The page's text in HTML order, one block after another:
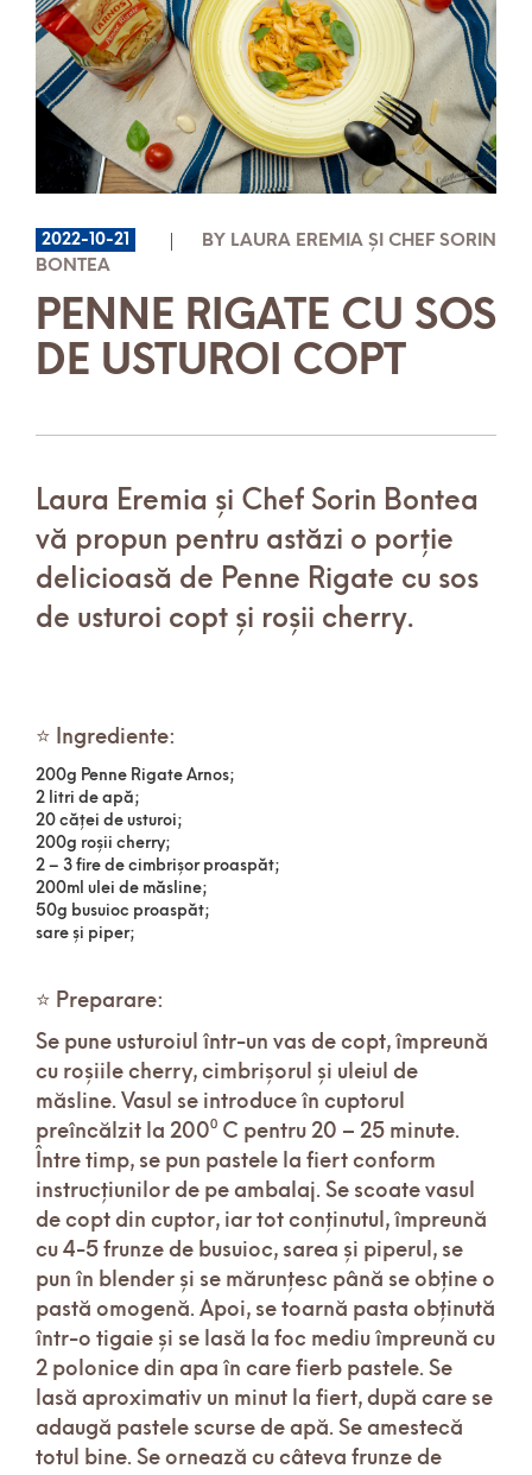
2022-10-21
BY LAURA EREMIA ȘI CHEF SORIN
BONTEA
PENNE RIGATE CU SOS
DE USTUROI COPT
Laura Eremia și Chef Sorin Bontea
vă propun pentru astăzi o porție
delicioasă de Penne Rigate cu sos
de usturoi copt și roșii cherry.
⭐ Ingrediente:
200g Penne Rigate Arnos;
2 litri de apă;
20 căței de usturoi;
200g roșii cherry;
2 – 3 fire de cimbrișor proaspăt;
200ml ulei de măsline;
50g busuioc proaspăt;
sare și piper;
⭐ Preparare:
Se pune usturoiul într-un vas de copt, împreună
cu roșiile cherry, cimbrișorul și uleiul de
măsline. Vasul se introduce în cuptorul
preîncălzit la 200⁰ C pentru 20 – 25 minute.
Între timp, se pun pastele la fiert conform
instrucțiunilor de pe ambalaj. Se scoate vasul
de copt din cuptor, iar tot conținutul, împreună
cu 4-5 frunze de busuioc, sarea și piperul, se
pun în blender și se mărunțesc până se obține o
pastă omogenă. Apoi, se toarnă pasta obținută
într-o tigaie și se lasă la foc mediu împreună cu
2 polonice din apa în care fierb pastele. Se
lasă aproximativ un minut la fiert, după care se
adaugă pastele scurse de apă. Se amestecă
totul bine. Se ornează cu câteva frunze de